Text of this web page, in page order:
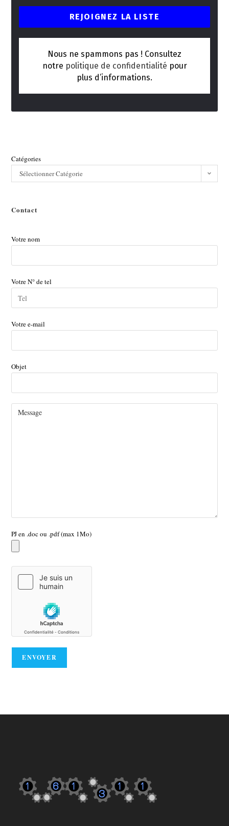
Nous ne spammons pas ! Consultez
notre politique de confidentialité pour
plus d’informations.
Catégories
Sélectionner Catégorie
Contact
Votre nom
Votre N° de tel
Votre e-mail
Objet
PJ en .doc ou .pdf (max 1Mo)